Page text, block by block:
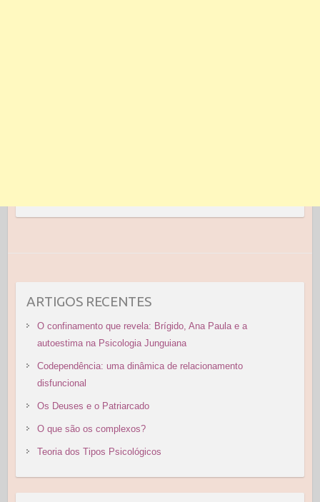
ARTIGOS RECENTES
O confinamento que revela: Brígido, Ana Paula e a
autoestima na Psicologia Junguiana
Codependência: uma dinâmica de relacionamento
disfuncional
Os Deuses e o Patriarcado
O que são os complexos?
Teoria dos Tipos Psicológicos